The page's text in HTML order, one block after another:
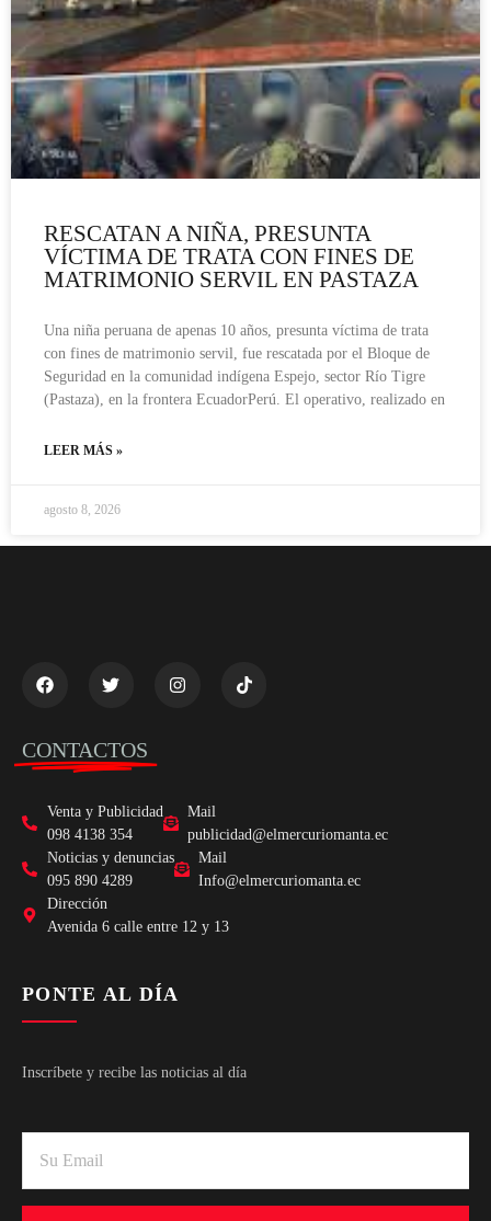
RESCATAN A NIÑA, PRESUNTA
VÍCTIMA DE TRATA CON FINES DE
MATRIMONIO SERVIL EN PASTAZA
Una niña peruana de apenas 10 años, presunta víctima de trata
con fines de matrimonio servil, fue rescatada por el Bloque de
Seguridad en la comunidad indígena Espejo, sector Río Tigre
(Pastaza), en la frontera EcuadorPerú. El operativo, realizado en
LEER MÁS »
agosto 8, 2026
CONTACTOS
Venta y Publicidad
098 4138 354
Mail
publicidad@elmercuriomanta.ec
Noticias y denuncias
095 890 4289
Mail
Info@elmercuriomanta.ec
Dirección
Avenida 6 calle entre 12 y 13
PONTE AL DÍA
Inscríbete y recibe las noticias al día